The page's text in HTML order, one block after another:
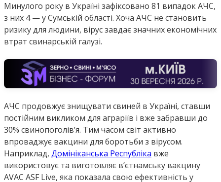
Минулого року в Україні зафіксовано 81 випадок АЧС,
з них 4 — у Сумській області. Хоча АЧС не становить
ризику для людини, вірус завдає значних економічних
втрат свинарській галузі.
АЧС продовжує знищувати свиней в Україні, ставши
постійним викликом для аграріїв і вже забравши до
30% свинопоголів’я. Тим часом світ активно
впроваджує вакцини для боротьби з вірусом.
Наприклад, Домініканська Республіка вже
використовує та виготовляє в’єтнамську вакцину
AVAC ASF Live, яка показала свою ефективність у